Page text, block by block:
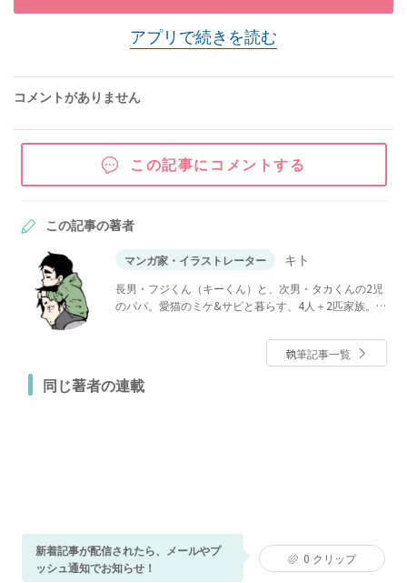
アプリで続きを読む
コメントがありません
この記事にコメントする
この記事の著者
マンガ家・イラストレーター キト
長男・フジくん（キーくん）と、次男・タカくんの2児
のパパ。愛猫のミケ&サビと暮らす、4人＋2匹家族。
マンガをInstagramに投稿しています。
執筆記事一覧
同じ著者の連載
新着記事が配信されたら、メールやプ
ッシュ通知でお知らせ！
0 クリップ